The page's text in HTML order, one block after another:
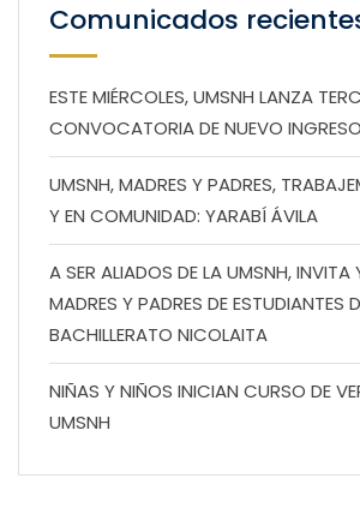
Comunicados
ESTE MIÉRCOLES, UMSNH LANZA
CONVOCATORIA DE NUEVO INGRESO
UMSNH, MADRES Y PADRES,
Y EN COMUNIDAD: YARABÍ ÁVILA
A SER ALIADOS DE LA UMSNH,
MADRES Y PADRES DE ESTUDIANTES
BACHILLERATO NICOLAITA
NIÑAS Y NIÑOS INICIAN CURSO DE
UMSNH